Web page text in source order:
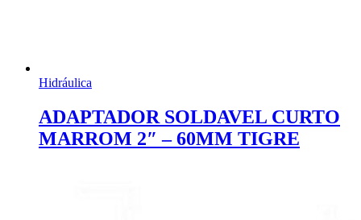
Hidráulica
ADAPTADOR SOLDAVEL CURTO
MARROM 2″ – 60MM TIGRE